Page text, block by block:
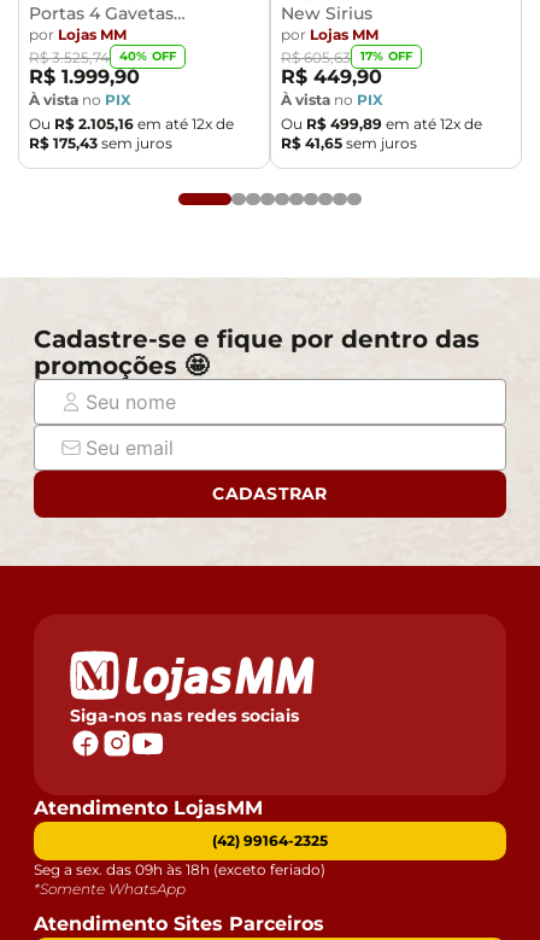
responsabilizamos, no ato da entrega, por subir
escadas/elevadores ou pelo transporte por guincho em
apartamentos. Eventuais despesas são de
responsabilidade do comprador.
- Confira as dimensões do produto e certifique-se de
que passará normalmente por supostos elevadores,
Portas 4 Gavetas
Caemmun Moviment
por Lojas MM
R$ 3.525,74 40% OFF
R$ 1.999,90
À vista no PIX
Ou R$ 2.105,16 em até 12x de
R$ 175,43 sem juros
New Sirius
por Lojas MM
R$ 605,63 17% OFF
R$ 449,90
À vista no PIX
Ou R$ 499,89 em até 12x de
R$ 41,65 sem juros
Cadastre-se e fique por dentro das
promoções 🤩
CADASTRAR
Siga-nos nas redes sociais
Atendimento LojasMM
(42) 99164-2325
Seg a sex. das 09h às 18h (exceto feriado)
*Somente WhatsApp
Atendimento Sites Parceiros